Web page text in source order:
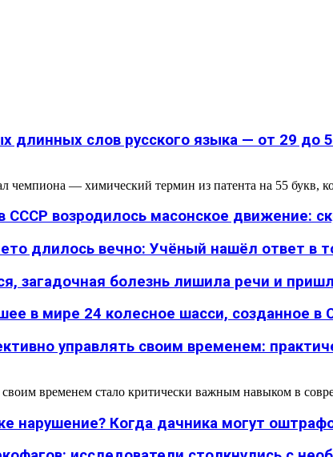
длинных слов русского языка — от 29 до
чемпиона — химический термин из патента на 55 букв,
СССР возродилось масонское движение:
длилось вечно: Учёный нашёл ответ в
загадочная болезнь лишила речи и
в мире 24 колесное шасси, созданное в
управлять своим временем:
временем стало критически важным навыком в
нарушение? Когда дачника могут